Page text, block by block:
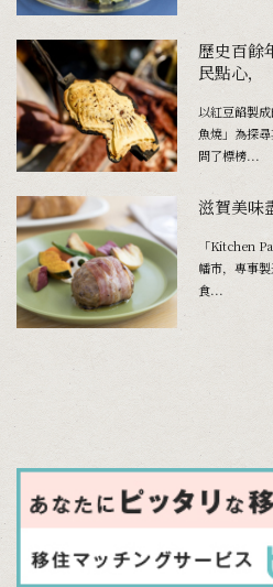
歷史百餘
民點心，
以紅豆餡製
魚燒」為探
問了標榜...
滋賀美味
「Kitchen
幡市，專事
食...